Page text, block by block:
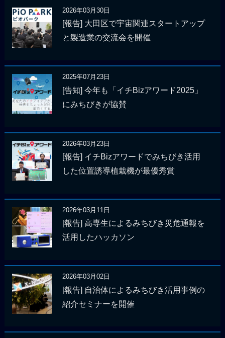
2026年03月30日
[報告] 大田区で宇宙関連スタートアップ
と製造業の交流会を開催
2025年07月23日
[告知] 今年も「イチBizアワード2025」
にみちびきが協賛
2026年03月23日
[報告] イチBizアワードでみちびき活用
した位置誘導植栽機が最優秀賞
2026年03月11日
[報告] 高専生によるみちびき災危通報を
活用したハッカソン
2026年03月02日
[報告] 自治体によるみちびき活用事例の
紹介セミナーを開催